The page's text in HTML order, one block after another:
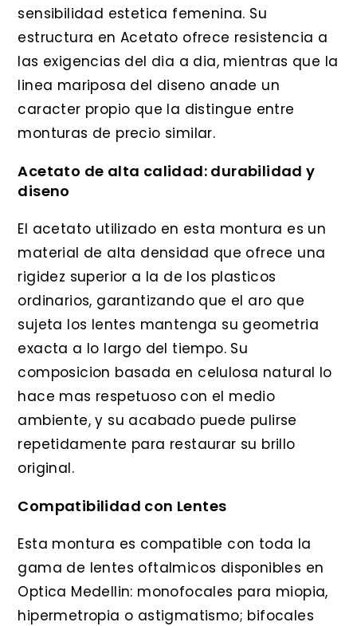
sensibilidad estetica femenina. Su
estructura en Acetato ofrece resistencia a
las exigencias del dia a dia, mientras que la
linea mariposa del diseno anade un
caracter propio que la distingue entre
monturas de precio similar.
Acetato de alta calidad: durabilidad y
diseno
El acetato utilizado en esta montura es un
material de alta densidad que ofrece una
rigidez superior a la de los plasticos
ordinarios, garantizando que el aro que
sujeta los lentes mantenga su geometria
exacta a lo largo del tiempo. Su
composicion basada en celulosa natural lo
hace mas respetuoso con el medio
ambiente, y su acabado puede pulirse
repetidamente para restaurar su brillo
original.
Compatibilidad con Lentes
Esta montura es compatible con toda la
gama de lentes oftalmicos disponibles en
Optica Medellin: monofocales para miopia,
hipermetropia o astigmatismo; bifocales